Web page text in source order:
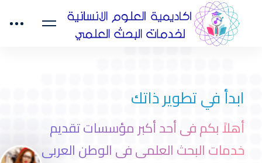
ابدأ في تطوير ذاتك
أهلاً بكم فى أحد أكبر مؤسسات تقديم
خدمات البحث العلمى فى الوطن العربى